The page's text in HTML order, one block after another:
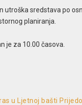
utroška sredstava po
planiranja.
je za 10.00 časova.
u Ljetnoj bašti